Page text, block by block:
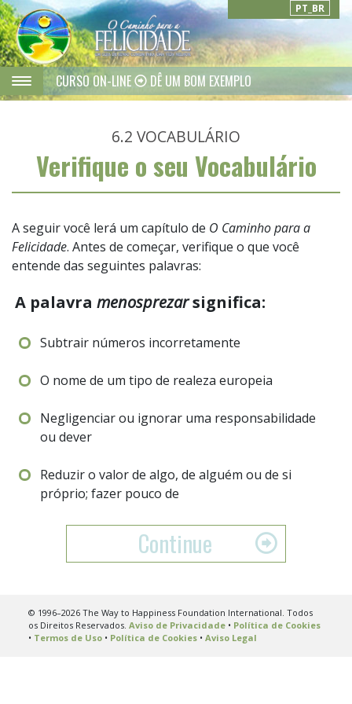
PT_BR
CURSO ON-LINE DÊ UM BOM EXEMPLO
6.2 VOCABULÁRIO
Verifique o seu Vocabulário
A seguir você lerá um capítulo de O Caminho para a
Felicidade. Antes de começar, verifique o que você
entende das seguintes palavras:
A palavra menosprezarsignifica:
Subtrair números incorretamente
O nome de um tipo de realeza europeia
Negligenciar ou ignorar uma responsabilidade
ou dever
Reduzir o valor de algo, de alguém ou de si
próprio; fazer pouco de
Continue
© 1996–2026 The Way to Happiness Foundation International. Todos
os Direitos Reservados. Aviso de Privacidade• Política de Cookies
• Termos de Uso• Política de Cookies• Aviso Legal